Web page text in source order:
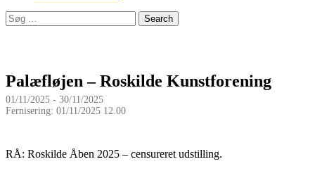
Search
for:
Palæfløjen – Roskilde Kunstforening
01/11/2025 - 30/11/2025
Fernisering: 01/11/2025 12.00
RÅ: Roskilde Åben 2025 – censureret udstilling.